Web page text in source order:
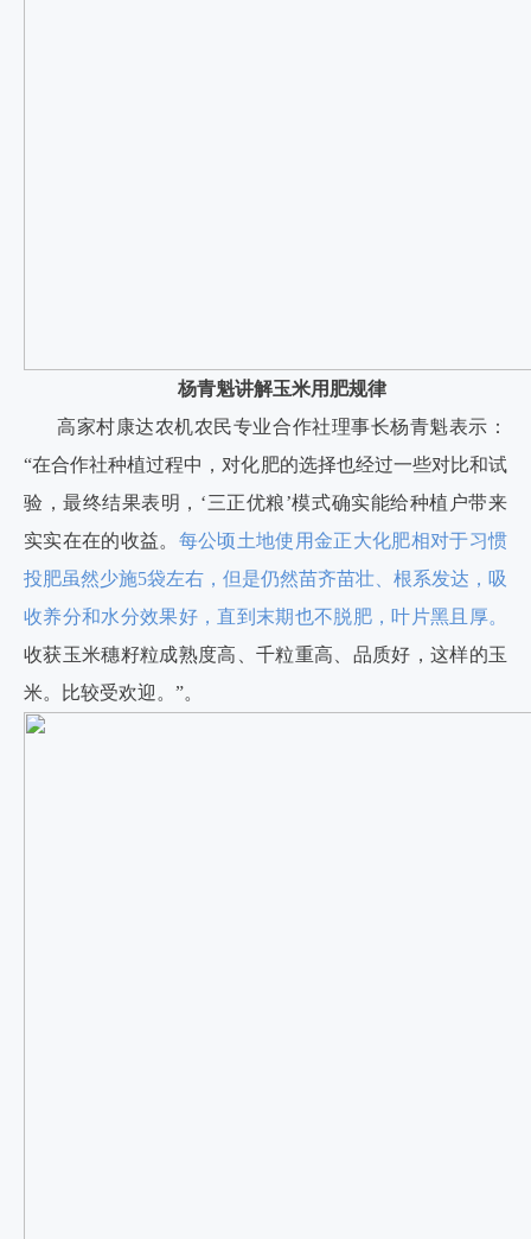
杨青魁讲解玉米用肥规律
高家村康达农机农民专业合作社理事长杨青魁表示：
“在合作社种植过程中，对化肥的选择也经过一些对比和试
验，最终结果表明，‘三正优粮’模式确实能给种植户带来
实实在在的收益。 每公顷土地使用金正大化肥相对于习惯
投肥虽然少施5袋左右，但是仍然苗齐苗壮、根系发达，吸
收养分和水分效果好，直到末期也不脱肥，叶片黑且厚。
收获玉米穗籽粒成熟度高、千粒重高、品质好，这样的玉
米。比较受欢迎。”。